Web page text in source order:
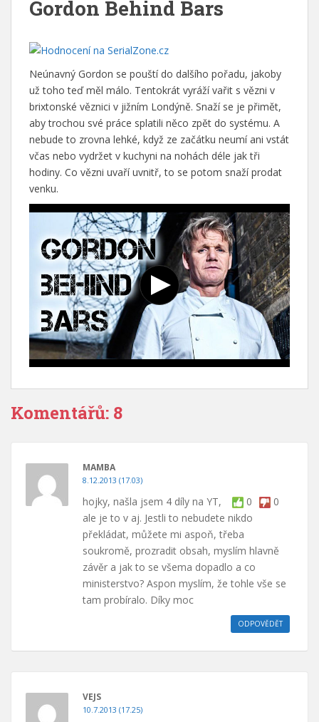
Gordon Behind Bars
Neúnavný Gordon se pouští do dalšího pořadu, jakoby
už toho teď měl málo. Tentokrát vyráží vařit s vězni v
brixtonské věznici v jižním Londýně. Snaží se je přimět,
aby trochou své práce splatili něco zpět do systému. A
nebude to zrovna lehké, když ze začátku neumí ani vstát
včas nebo vydržet v kuchyni na nohách déle jak tři
hodiny. Co vězni uvaří uvnitř, to se potom snaží prodat
venku.
Komentářů: 8
MAMBA
8.12.2013 (17.03)
0 0
hojky, našla jsem 4 díly na YT,
ale je to v aj. Jestli to nebudete nikdo
překládat, můžete mi aspoň, třeba
soukromě, prozradit obsah, myslím hlavně
závěr a jak to se všema dopadlo a co
ministerstvo? Aspon myslím, že tohle vše se
tam probíralo. Díky moc
ODPOVĚDĚT
VEJS
10.7.2013 (17.25)